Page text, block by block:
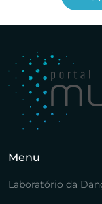
Menu
Laboratório da